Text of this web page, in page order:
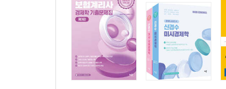
CHAPTER 06. 생산요소시장과 소득분배
Unit 19. 생산요소시장의 이윤극대화
Unit 20. 생산요소시장이론
Unit 21. 소득분배이론
CHAPTER 07. 일반균형이론과 후생경제학